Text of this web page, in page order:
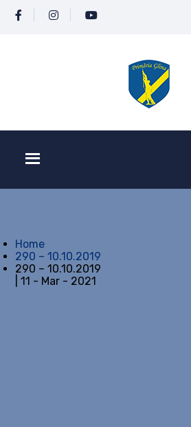
Home
290 – 10.10.2019
290 – 10.10.2019
| 11 - Mar - 2021